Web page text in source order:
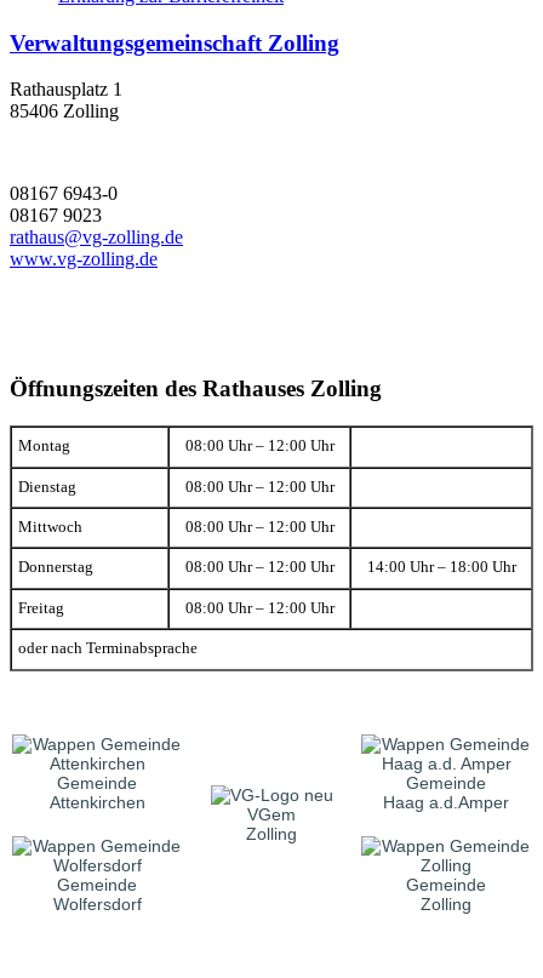
Verwaltungsgemeinschaft Zolling
Rathausplatz 1
85406 Zolling
08167 6943-0
08167 9023
rathaus@vg-zolling.de
www.vg-zolling.de
Öffnungszeiten des Rathauses Zolling
Montag 08:00 Uhr – 12:00 Uhr
Dienstag 08:00 Uhr – 12:00 Uhr
Mittwoch 08:00 Uhr – 12:00 Uhr
Donnerstag 08:00 Uhr – 12:00 Uhr 14:00 Uhr – 18:00 Uhr
Freitag 08:00 Uhr – 12:00 Uhr
oder nach Terminabsprache
Gemeinde
Attenkirchen
VGem
Zolling
Gemeinde
Haag a.d.Amper
Gemeinde
Wolfersdorf
Gemeinde
Zolling